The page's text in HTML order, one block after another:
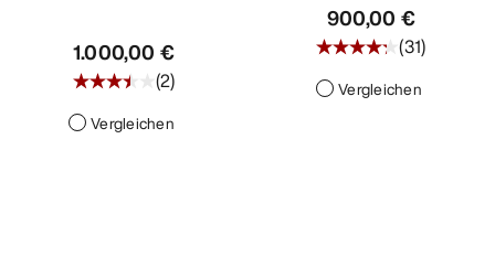
1.000,00 €
(2)
Vergleichen
900,00 €
(31)
Vergleichen